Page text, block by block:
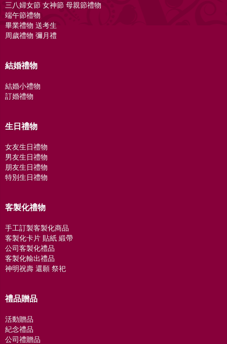
三八婦女節 女神節 母親節禮物
端午節禮物
畢業禮物 送考生
周歲禮物 彌月禮
結婚禮物
結婚小禮物
訂婚禮物
生日禮物
女友生日禮物
男友生日禮物
朋友生日禮物
特別生日禮物
客製化禮物
手工訂製客製化商品
客製化卡片 貼紙 緞帶
公司客製化禮品
客製化輸出禮品
神明祝壽 還願 祭祀
禮品贈品
活動贈品
紀念禮品
公司禮贈品